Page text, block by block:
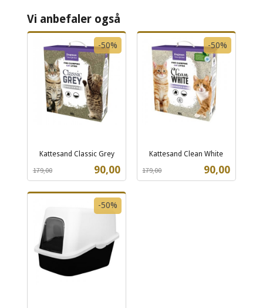
Vi anbefaler også
Kattesand Classic Grey
Tilbud
90,00
179,00
-50%
mva.
Kattesand Clean White
Tilbud
90,00
179,00
-50%
mva.
-50%